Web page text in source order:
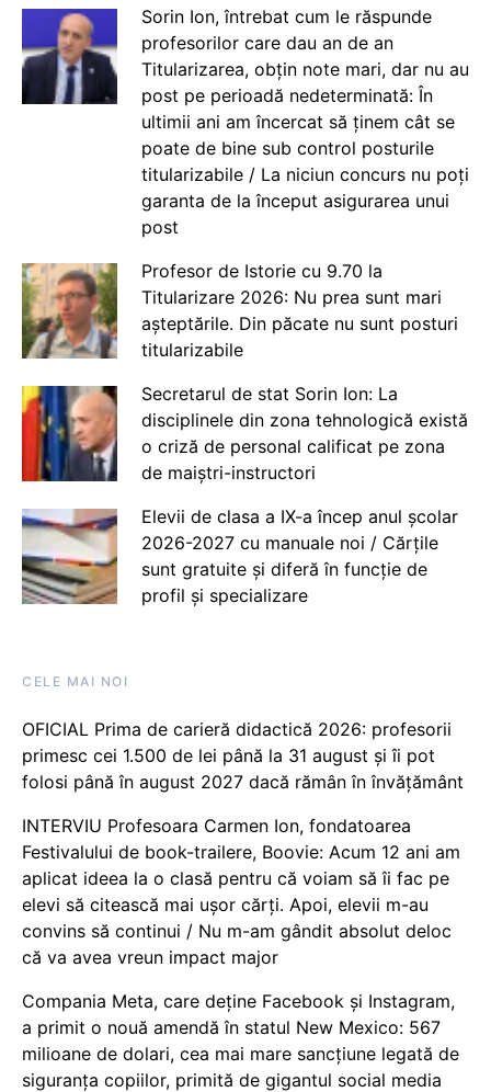
Sorin Ion, întrebat cum le răspunde
profesorilor care dau an de an
Titularizarea, obțin note mari, dar nu au
post pe perioadă nedeterminată: În
ultimii ani am încercat să ținem cât se
poate de bine sub control posturile
titularizabile / La niciun concurs nu poți
garanta de la început asigurarea unui
post
Profesor de Istorie cu 9.70 la
Titularizare 2026: Nu prea sunt mari
așteptările. Din păcate nu sunt posturi
titularizabile
Secretarul de stat Sorin Ion: La
disciplinele din zona tehnologică există
o criză de personal calificat pe zona
de maiștri-instructori
Elevii de clasa a IX-a încep anul școlar
2026-2027 cu manuale noi / Cărțile
sunt gratuite și diferă în funcție de
profil și specializare
CELE MAI NOI
OFICIAL Prima de carieră didactică 2026: profesorii
primesc cei 1.500 de lei până la 31 august și îi pot
folosi până în august 2027 dacă rămân în învățământ
INTERVIU Profesoara Carmen Ion, fondatoarea
Festivalului de book-trailere, Boovie: Acum 12 ani am
aplicat ideea la o clasă pentru că voiam să îi fac pe
elevi să citească mai ușor cărți. Apoi, elevii m-au
convins să continui / Nu m-am gândit absolut deloc
că va avea vreun impact major
Compania Meta, care deține Facebook și Instagram,
a primit o nouă amendă în statul New Mexico: 567
milioane de dolari, cea mai mare sancțiune legată de
siguranța copiilor, primită de gigantul social media